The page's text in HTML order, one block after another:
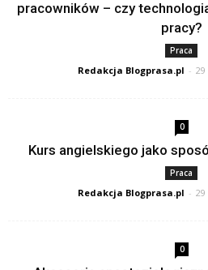
pracowników – czy
pracy?
Praca
Redakcja Blogprasa.pl -
0
Kurs angielskiego jako
Praca
Redakcja Blogprasa.pl -
0